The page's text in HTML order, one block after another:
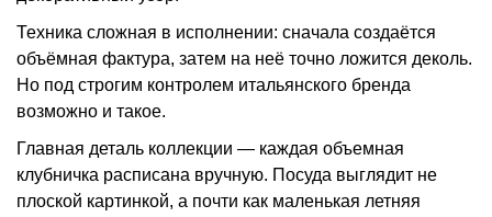
Техника сложная в исполнении: сначала создаётся
объёмная фактура, затем на неё точно ложится деколь.
Но под строгим контролем итальянского бренда
возможно и такое.
Главная деталь коллекции — каждая объемная
клубничка расписана вручную. Посуда выглядит не
плоской картинкой, а почти как маленькая летняя